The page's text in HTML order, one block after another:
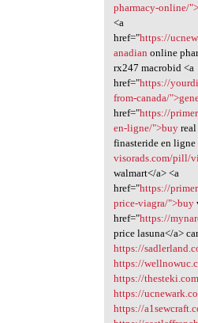
pharmacy-online/
<a
href="https://
anadian online
rx247 macrobid <a
href="https://
from-canada/
href="https://
en-ligne/">buyreal
finasteride en ligne
visorads.com/pill/
walmart</a> <a
href="https://
price-viagra/">buy
href="https://
price lasuna</a>
https://
https://
https://
https://
https://